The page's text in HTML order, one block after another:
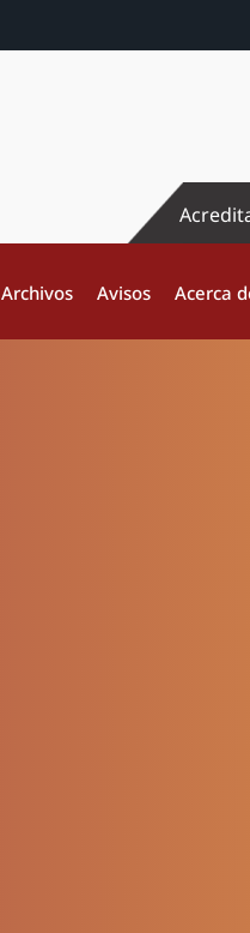
Archivos Avisos Acerca